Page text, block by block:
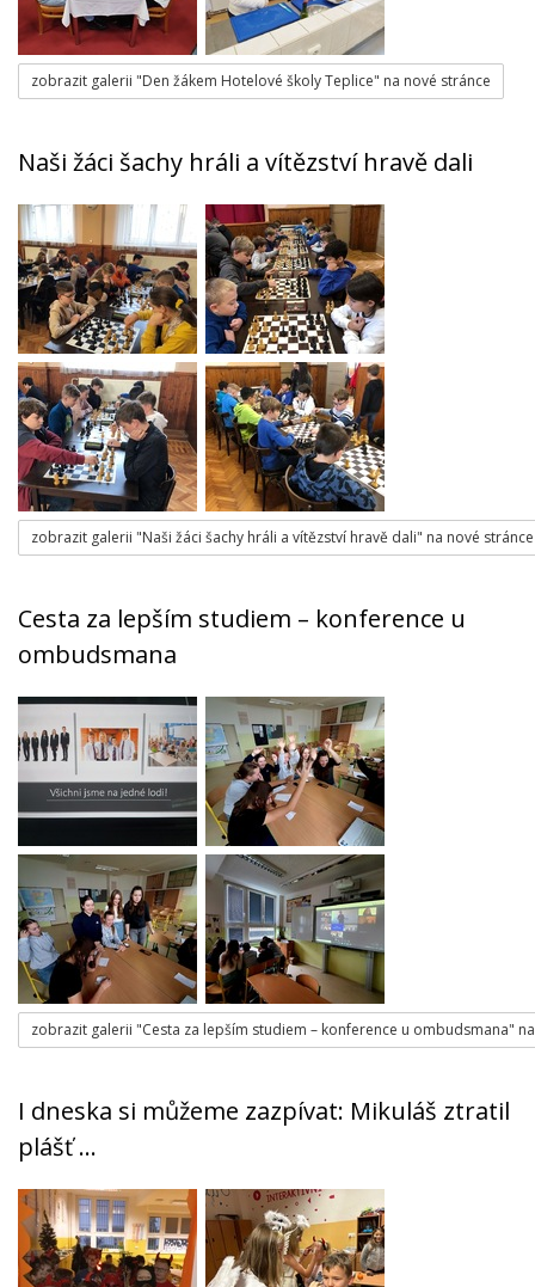
zobrazit galerii "Den žákem Hotelové školy Teplice" na nové stránce
Naši žáci šachy hráli a vítězství hravě dali
zobrazit galerii "Naši žáci šachy hráli a vítězství hravě dali" na nové stránce
Cesta za lepším studiem – konference u
ombudsmana
zobrazit galerii "Cesta za lepším studiem – konference u ombudsmana"
I dneska si můžeme zazpívat: Mikuláš ztratil
plášť …